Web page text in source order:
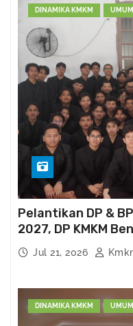
K
M
K
DINAMIKA KMKM UMUM
Pelantikan DP &
2027, DP KMKM
Kema’had-an
Jul 21, 2026
DINAMIKA KMKM UMUM